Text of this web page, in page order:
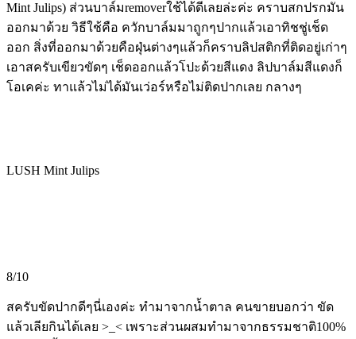
Mint Julips) ส่วนบาล์มremoverใช้ได้ดีเลยล่ะค่ะ คราบสกปรกมัน
ออกมาด้วย วิธีใช้คือ ควักบาล์มมาถูกๆปากแล้วเอาทิชชู่เช็ด
ออก สิ่งที่ออกมาด้วยคือฝุ่นต่างๆแล้วก็คราบลิปสติกที่ติดอยู่เก่าๆ
เอาสครับเขียวขัดๆ เช็ดออกแล้วโปะด้วยสีแดง ลิปบาล์มสีแดงก็
โอเคค่ะ ทาแล้วไม่ได้มันเว่อร์หรือไม่ติดปากเลย กลางๆ
LUSH Mint Julips
8/10
สครับขัดปากดีๆนี่เองค่ะ ทำมาจากน้ำตาล คนขายบอกว่า ขัด
แล้วเลียกินได้เลย >_< เพราะส่วนผสมทำมาจากธรรมชาติ100%